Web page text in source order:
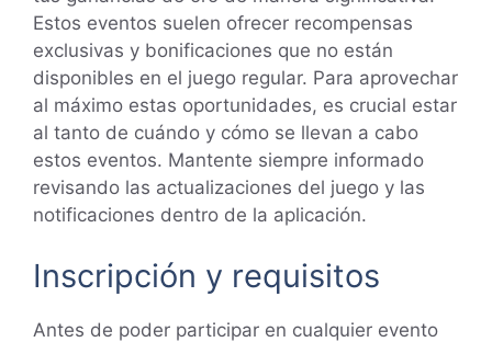
Estos eventos suelen ofrecer recompensas
exclusivas y bonificaciones que no están
disponibles en el juego regular. Para aprovechar
al máximo estas oportunidades, es crucial estar
al tanto de cuándo y cómo se llevan a cabo
estos eventos. Mantente siempre informado
revisando las actualizaciones del juego y las
notificaciones dentro de la aplicación.
Inscripción y requisitos
Antes de poder participar en cualquier evento